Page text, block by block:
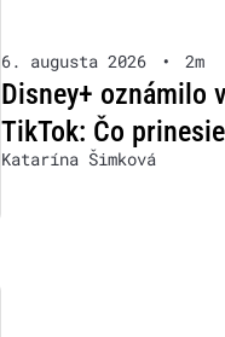
6. augusta 2026 • 2m
Disney+ oznámilo
TikTok: Čo
Katarína Šimková